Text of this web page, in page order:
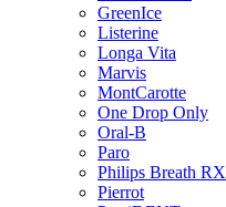
GreenIce
Listerine
Longa Vita
Marvis
MontCarotte
One Drop Only
Oral-B
Paro
Philips Breath RX
Pierrot